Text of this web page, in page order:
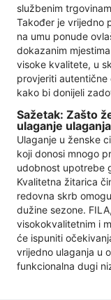
službenim
Također je vrijedno
na umu ponude
dokazanim
visoke kvalitete, u
provjeriti
kako bi donijeli
Sažetak: Zašto
ulaganje
Ulaganje u ženske
koji donosi mnogo
udobnost upotrebe
Kvalitetna žitarica
redovna skrb
dužine sezone.
visokokvalitetnim i
će ispuniti
vrijedno ulaganja u
funkcionalna dugi